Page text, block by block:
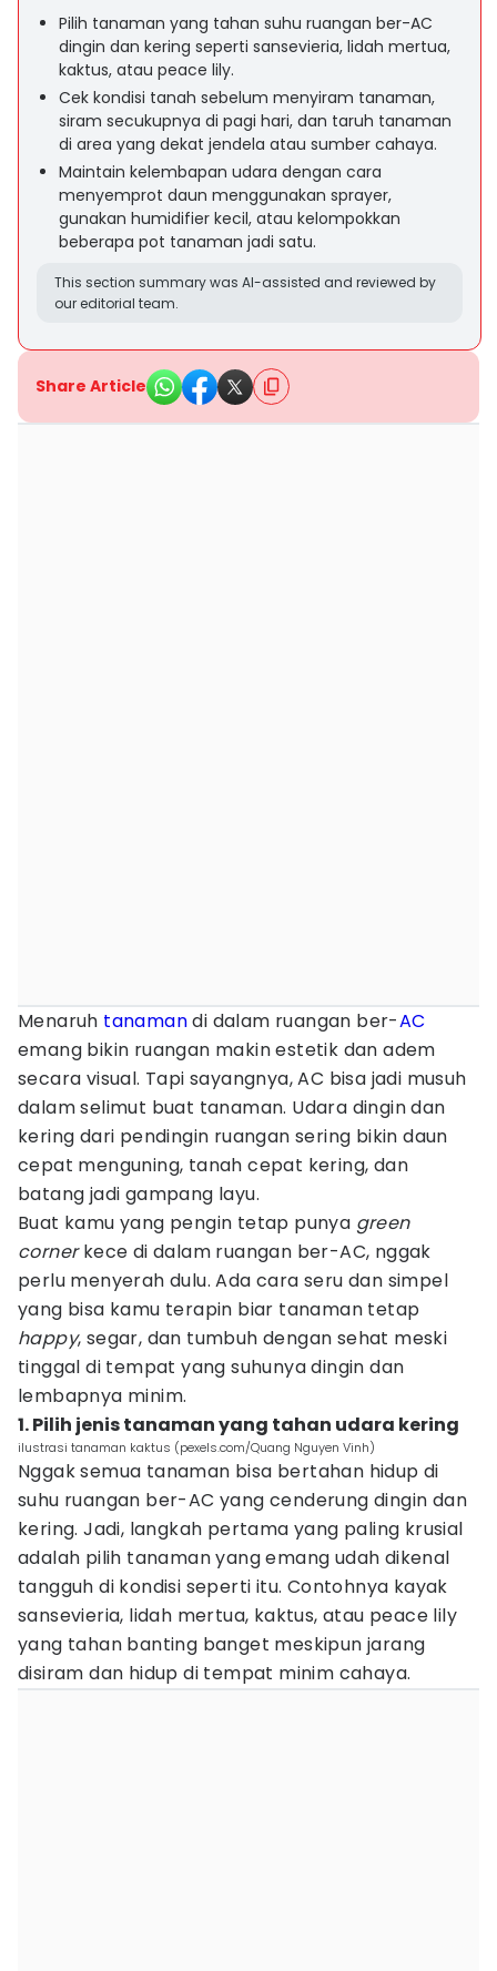
Pilih tanaman yang tahan suhu ruangan ber-AC
dingin dan kering seperti sansevieria, lidah mertua,
kaktus, atau peace lily.
Cek kondisi tanah sebelum menyiram tanaman,
siram secukupnya di pagi hari, dan taruh tanaman
di area yang dekat jendela atau sumber cahaya.
Maintain kelembapan udara dengan cara
menyemprot daun menggunakan sprayer,
gunakan humidifier kecil, atau kelompokkan
beberapa pot tanaman jadi satu.
This section summary was AI-assisted and reviewed by
our editorial team.
Share Article
Menaruh tanamandi dalam ruangan ber-AC
emang bikin ruangan makin estetik dan adem
secara visual. Tapi sayangnya, AC bisa jadi musuh
dalam selimut buat tanaman. Udara dingin dan
kering dari pendingin ruangan sering bikin daun
cepat menguning, tanah cepat kering, dan
batang jadi gampang layu.
Buat kamu yang pengin tetap punya green
cornerkece di dalam ruangan ber-AC, nggak
perlu menyerah dulu. Ada cara seru dan simpel
yang bisa kamu terapin biar tanaman tetap
happy, segar, dan tumbuh dengan sehat meski
tinggal di tempat yang suhunya dingin dan
lembapnya minim.
1. Pilih jenis tanaman yang tahan udara kering
ilustrasi tanaman kaktus (pexels.com/Quang Nguyen Vinh)
Nggak semua tanaman bisa bertahan hidup di
suhu ruangan ber-AC yang cenderung dingin dan
kering. Jadi, langkah pertama yang paling krusial
adalah pilih tanaman yang emang udah dikenal
tangguh di kondisi seperti itu. Contohnya kayak
sansevieria, lidah mertua, kaktus, atau peace lily
yang tahan banting banget meskipun jarang
disiram dan hidup di tempat minim cahaya.